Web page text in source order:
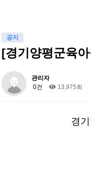
공지
[경기양평군육
관리자
0건
13,975회
경